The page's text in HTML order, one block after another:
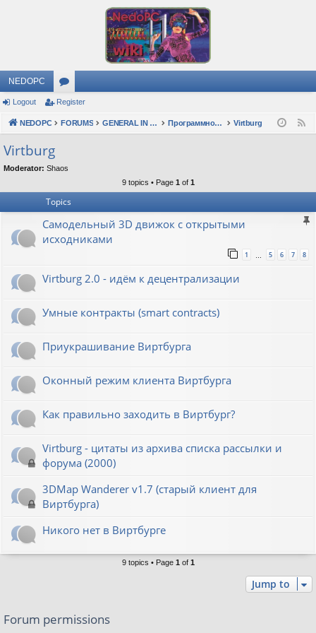
NEDOPC
or
u
s
Logout Register
NEDOPC FORUMS GENERAL IN RUSSIAN Программное обеспечение Virtburg
Virtburg
Moderator: Shaos
9 topics • Page 1 of 1
Topics
Самодельный 3D движок с открытыми
исходниками
1 … 5 6 7 8
Virtburg 2.0 - идём к децентрализации
Умные контракты (smart contracts)
Приукрашивание Виртбурга
Оконный режим клиента Виртбурга
Как правильно заходить в Виртбург?
Virtburg - цитаты из архива списка рассылки и
форума (2000)
3DMap Wanderer v1.7 (старый клиент для
Виртбурга)
Никого нет в Виртбурге
9 topics • Page 1 of 1
Jump to
Forum permissions